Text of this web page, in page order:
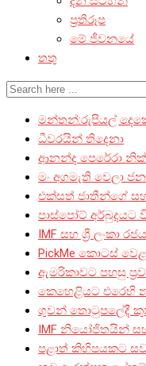
ප්‍රතිරූප
මේ ජීවනයේ
තතු
මන්තන්:රුපියල්
ධීවරයින් තිදෙනා
ආනන්ද පෙරේරා
මං අගමැති වෙලා
එක්සත් ජාතීන්ගේ
පාස්පෝට් අර්බුදයට
IMF සහ ශ්‍රී ලංකා
PickMe කොටස්
ඇමරිකාවට පහසු
කෙහෙළියට එරෙහි
ගුවන් තොටුපලේදී
IMF නියෝජිතයින්
පළාත් කිහිපයකට